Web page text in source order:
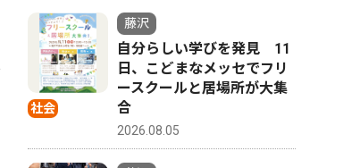
社会
藤沢
自分らしい学びを発見 11
日、こどまなメッセでフリ
ースクールと居場所が大集
合
2026.08.05